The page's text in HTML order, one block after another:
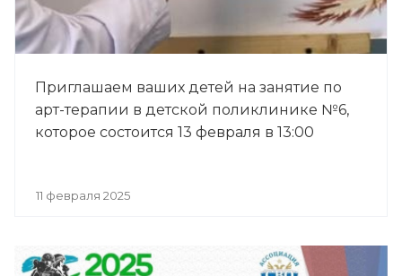
Приглашаем ваших детей на занятие по
арт-терапии в детской поликлинике №6,
которое состоится 13 февраля в 13:00
11 февраля 2025